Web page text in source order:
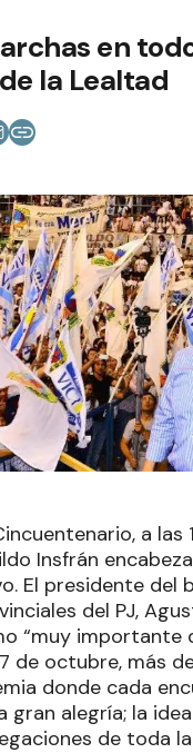
en
la Lealtad
a las
Insfrán
El presidente del
del PJ,
“muy importante
de octubre, más
donde cada
gran alegría; la
de toda